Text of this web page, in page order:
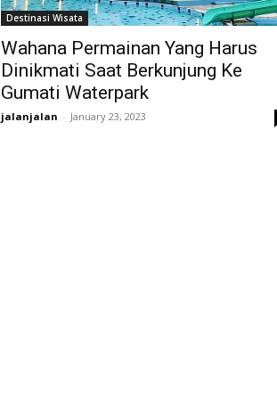
Destinasi Wisata
Wahana Permainan Yang Harus
Dinikmati Saat Berkunjung Ke
Gumati Waterpark
jalanjalan - January 23, 2023